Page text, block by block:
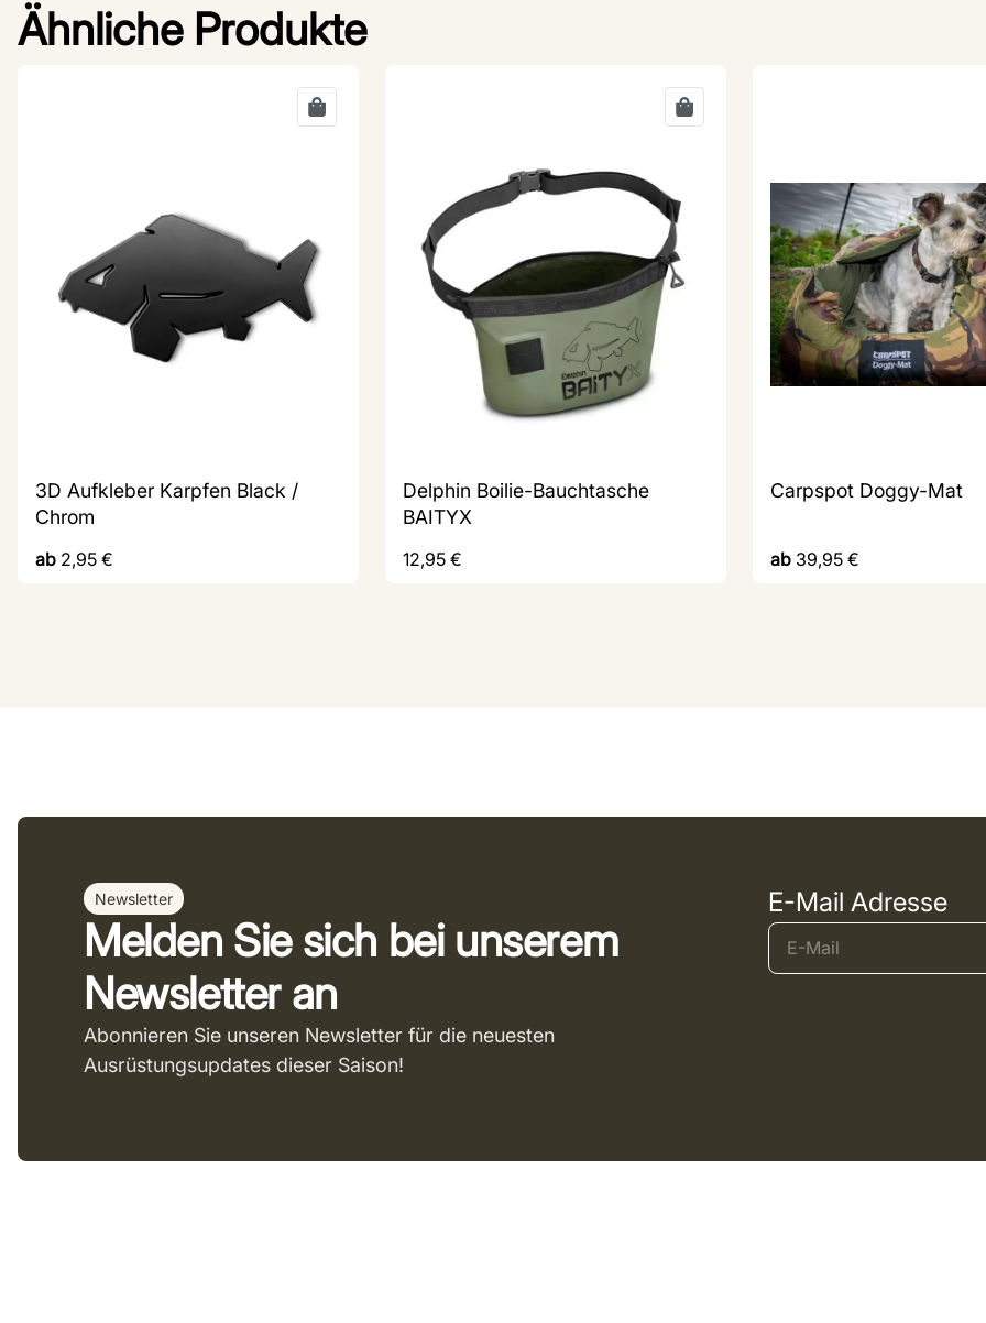
Ähnliche Produkte
3D Aufkleber Karpfen Black /
Chrom
ab 2,95 €
Delphin Boilie-Bauchtasche
BAITYX
12,95 €
Carpspot Doggy-Mat
ab 39,95 €
Newsletter
Melden Sie sich bei unserem
Newsletter an
Abonnieren Sie unseren Newsletter für die neuesten
Ausrüstungsupdates dieser Saison!
E-Mail Adresse